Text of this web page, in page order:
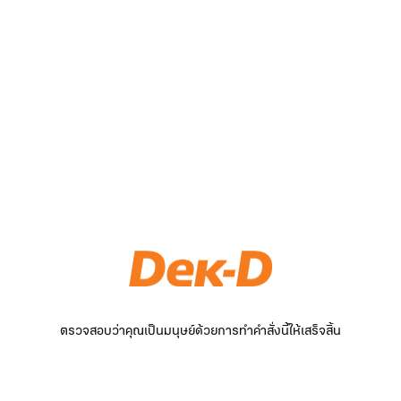
ตรวจสอบว่าคุณเป็นมนุษย์ด้วยการทำคำสั่งนี้ให้เสร็จสิ้น